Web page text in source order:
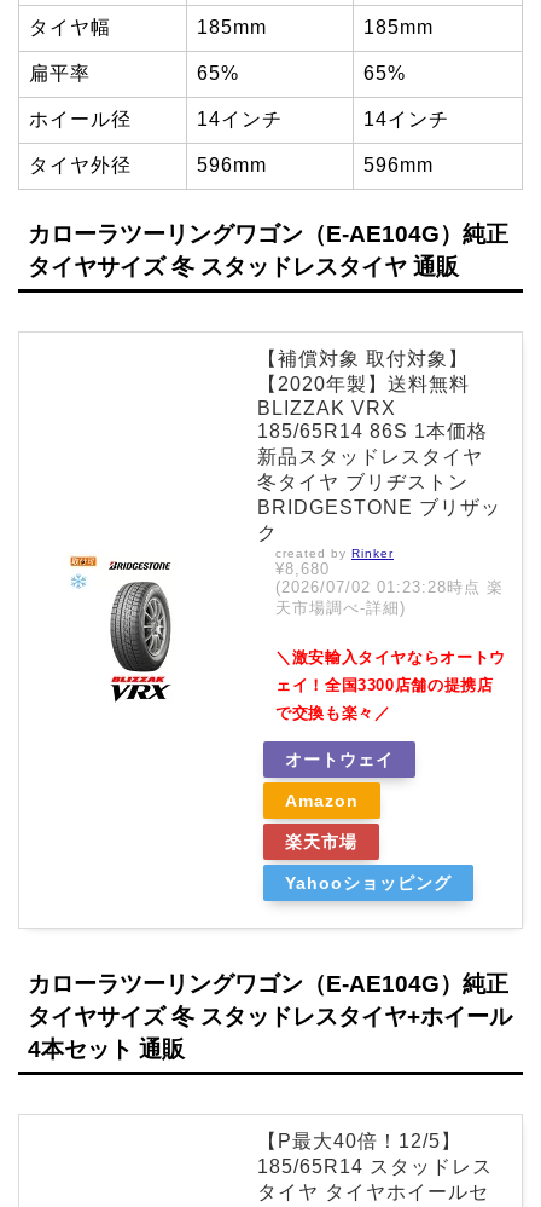
タイヤ幅 185mm 185mm
扁平率 65% 65%
ホイール径 14インチ 14インチ
タイヤ外径 596mm 596mm
カローラツーリングワゴン（E-AE104G）純正
タイヤサイズ 冬 スタッドレスタイヤ 通販
【補償対象 取付対象】
【2020年製】送料無料
BLIZZAK VRX
185/65R14 86S 1本価格
新品スタッドレスタイヤ
冬タイヤ ブリヂストン
BRIDGESTONE ブリザッ
ク
created by Rinker
¥8,680
(2026/07/02 01:23:28時点 楽
天市場調べ-詳細)
＼激安輸入タイヤならオートウ
ェイ！全国3300店舗の提携店
で交換も楽々／
オートウェイ
Amazon
楽天市場
Yahooショッピング
カローラツーリングワゴン（E-AE104G）純正
タイヤサイズ 冬 スタッドレスタイヤ+ホイール
4本セット 通販
【P最大40倍！12/5】
185/65R14 スタッドレス
タイヤ タイヤホイールセ